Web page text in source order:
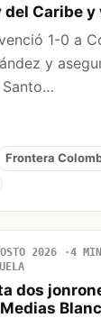
Caribe y
1-0 a
y
Santo…
Frontera
2026
4
dos